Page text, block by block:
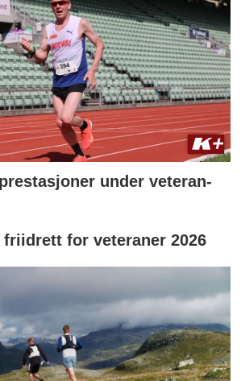
under veteran-
friidrett for veteraner 2026